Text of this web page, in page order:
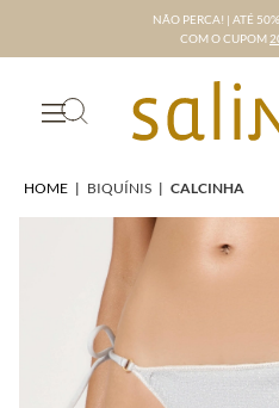
NÃO PERCA! | ATÉ
COM O CUPOM
HOME | BIQUÍNIS | CALCINHA